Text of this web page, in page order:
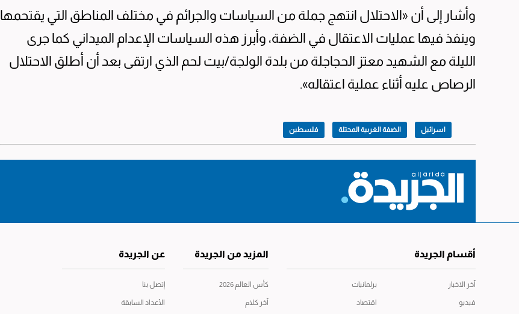
وأشار إلى أن «الاحتلال انتهج جملة من السياسات والجرائم في مختلف المناطق التي يقتحمها
وينفذ فيها عمليات الاعتقال في الضفة، وأبرز هذه السياسات الإعدام الميداني كما جرى
الليلة مع الشهيد معتز الحجاجلة من بلدة الولجة/بيت لحم الذي ارتقى بعد أن أطلق الاحتلال
الرصاص عليه أثناء عملية اعتقاله».
اسرائيل الضفة الغربية المحتلة فلسطين
أقسام الجريدة
آخر الاخبار
فيديو
برلمانيات
اقتصاد
المزيد من الجريدة
كأس العالم 2026
آخر كلام
عن الجريدة
إتصل بنا
الأعداد السابقة